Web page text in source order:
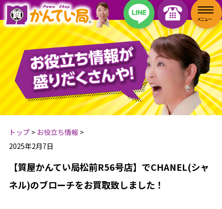
トップ> お役立ち情報 >
2025年2月7日
【質屋かんてい局松前R56号店】でCHANEL(シャ
ネル)のブローチをお買取致しました！